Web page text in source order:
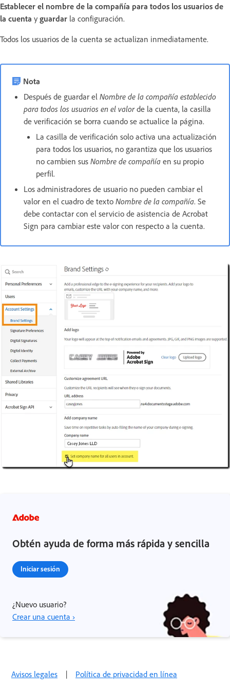
Establecer el nombre de la compañía para todos los usuarios de
la cuenta y guardar la configuración.
Todos los usuarios de la cuenta se actualizan inmediatamente.
Nota
Después de guardar el Nombre de la compañía establecido
para todos los usuarios en el valorde la cuenta, la casilla
de verificación se borra cuando se actualice la página.
La casilla de verificación solo activa una actualización
para todos los usuarios, no garantiza que los usuarios
no cambien sus Nombre de compañía en su propio
perfil.
Los administradores de usuario no pueden cambiar el
valor en el cuadro de texto Nombre de la compañía. Se
debe contactar con el servicio de asistencia de Acrobat
Sign para cambiar este valor con respecto a la cuenta.
Obtén ayuda de forma más rápida y sencilla
Iniciar sesión
¿Nuevo usuario?
Crear una cuenta ›
Avisos legales | Política de privacidad en línea